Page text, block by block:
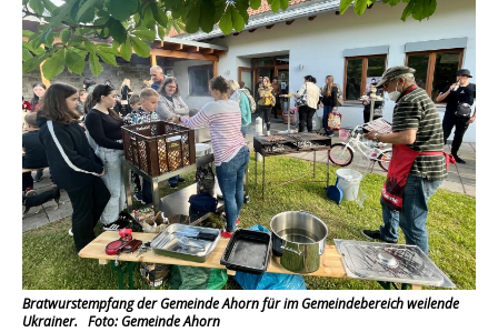
Bratwurstempfang der Gemeinde Ahorn für im Gemeindebereich weilende
Ukrainer. Foto: Gemeinde Ahorn